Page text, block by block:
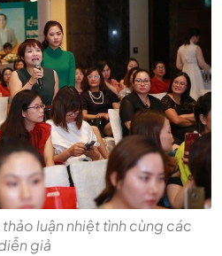
luận nhiệt tình cùng các
giả